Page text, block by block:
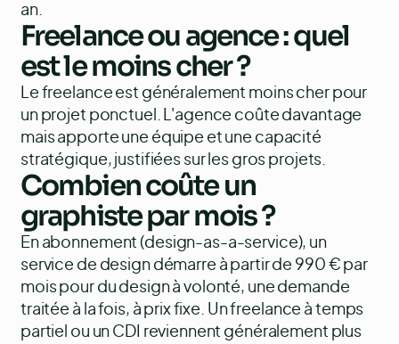
an.
Freelance ou agence : quel
est le moins cher ?
Le freelance est généralement moins cher pour
un projet ponctuel. L'agence coûte davantage
mais apporte une équipe et une capacité
stratégique, justifiées sur les gros projets.
Combien coûte un
graphiste par mois ?
En abonnement (design-as-a-service), un
service de design démarre à partir de 990 € par
mois pour du design à volonté, une demande
traitée à la fois, à prix fixe. Un freelance à temps
partiel ou un CDI reviennent généralement plus